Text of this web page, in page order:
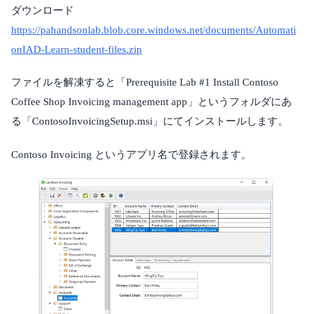
ダウンロード
https://pahandsonlab.blob.core.windows.net/documents/Automati
onIAD-Learn-student-files.zip
ファイルを解凍すると「Prerequisite Lab #1 Install Contoso
Coffee Shop Invoicing management app」というフォルダにあ
る「ContosoInvoicingSetup.msi」にてインストールします。
Contoso Invoicing というアプリ名で登録されます。